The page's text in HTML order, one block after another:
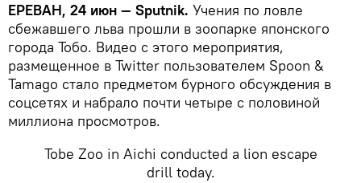
ЕРЕВАН, 24 июн — Sputnik. Учения по ловле
сбежавшего льва прошли в зоопарке японского
города Тобо. Видео с этого мероприятия,
размещенное в Twitter пользователем Spoon &
Tamago стало предметом бурного обсуждения в
соцсетях и набрало почти четыре с половиной
миллиона просмотров.
Tobe Zoo in Aichi conducted a lion escape
drill today.